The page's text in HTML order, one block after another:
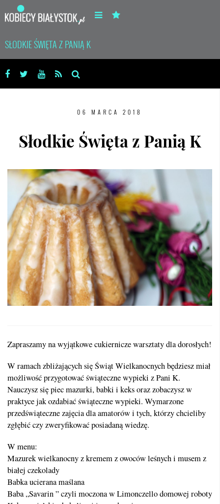
SŁODKIE ŚWIĘTA Z PANIĄ K
06 MARCA 2018
Słodkie Święta z Panią K
Zapraszamy na wyjątkowe cukiernicze warsztaty dla dorosłych!
W ramach zbliżających się Świąt Wielkanocnych będziesz miał
możliwość przygotować świąteczne wypieki z Pani K.
Nauczysz się piec mazurki, babki i keks oraz zobaczysz w
praktyce jak ozdabiać świąteczne wypieki. Wymarzone
przedświąteczne zajęcia dla amatorów i tych, którzy chcieliby
zgłębić czy zweryfikować posiadaną wiedzę.
W menu:
Mazurek wielkanocny z kremem z owoców leśnych i musem z
białej czekolady
Babka ucierana maślana
Baba „Savarin ” czyli moczona w Limonczello domowej roboty